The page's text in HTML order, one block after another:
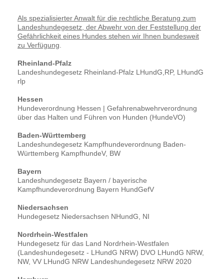
Als spezialisierter Anwalt für die rechtliche Beratung zum
Landeshundegesetz, der Abwehr von der Feststellung der
Gefährlichkeit eines Hundes stehen wir Ihnen bundesweit
zu Verfügung
Rheinland-Pfalz
Landeshundegesetz Rheinland-Pfalz LHundG,RP, LHundG
rlp
Hessen
Hundeverordnung Hessen | Gefahrenabwehrverordnung
über das Halten und Führen von Hunden (HundeVO)
Baden-Württemberg
Landeshundegesetz Kampfhundeverordnung Baden-
Württemberg KampfhundeV, BW
Bayern
Landeshundegesetz Bayern / bayerische
Kampfhundeverordnung Bayern HundGefV
Niedersachsen
Hundegesetz Niedersachsen NHundG, NI
Nordrhein-Westfalen
Hundegesetz für das Land Nordrhein-Westfalen
(Landeshundegesetz - LHundG NRW) DVO LHundG NRW,
NW, VV LHundG NRW Landeshundegesetz NRW 2020